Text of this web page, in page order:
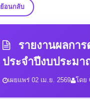
ย้อนกลับ
รายงานผลกา
ประจำปีงบประม
เผยแพร่ 02 เม.ย. 2569 โดย